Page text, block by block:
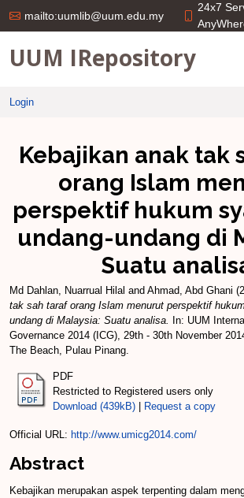
mailto:uumlib@uum.edu.my
24x7
UUM IRepository
Login
Kebajikan anak tak
orang Islam
perspektif hukum
undang-undang di
Suatu
Md Dahlan, Nuarrual Hilal and Ahmad, Abd Ghani
tak sah taraf orang Islam menurut perspektif
undang di Malaysia: Suatu analisa.
In: UUM
Governance 2014 (ICG), 29th - 30th November
The Beach, Pulau Pinang.
PDF
Restricted to Registered users only
Download (439kB)
Request a copy
Official URL: http://www.umicg2014.com/
Abstract
Kebajikan merupakan aspek terpenting dalam